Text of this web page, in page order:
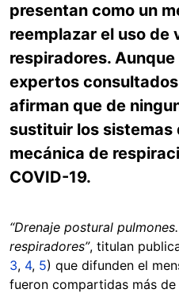
presentan como un
reemplazar el uso de
respiradores.
expertos
afirman que de
sustituir los sistemas
mecánica de
COVID-19.
“Drenaje postural
respiradores”, titulan
3, 4, 5) que difunden el
fueron compartidas más